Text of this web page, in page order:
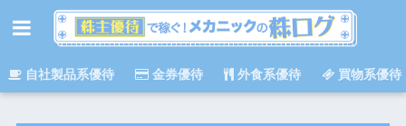
自社製品系優待 金券優待 外食系優待 買物系優待